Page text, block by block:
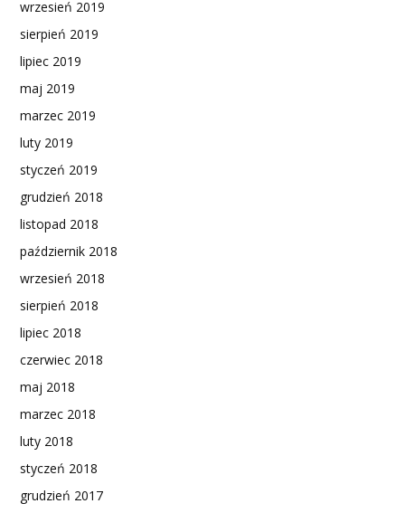
wrzesień 2019
sierpień 2019
lipiec 2019
maj 2019
marzec 2019
luty 2019
styczeń 2019
grudzień 2018
listopad 2018
październik 2018
wrzesień 2018
sierpień 2018
lipiec 2018
czerwiec 2018
maj 2018
marzec 2018
luty 2018
styczeń 2018
grudzień 2017